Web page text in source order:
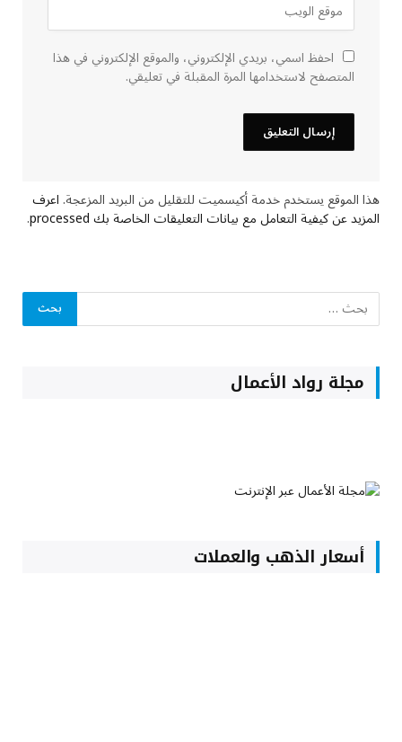
احفظ اسمي، بريدي الإلكتروني، والموقع الإلكتروني في هذا
المتصفح لاستخدامها المرة المقبلة في تعليقي.
هذا الموقع يستخدم خدمة أكيسميت للتقليل من البريد المزعجة.اعرف
المزيد عن كيفية التعامل مع بيانات التعليقات الخاصة بك processed .
مجلة رواد الأعمال
أسعار الذهب والعملات